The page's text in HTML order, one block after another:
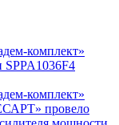
комплект»
комплект»
провело